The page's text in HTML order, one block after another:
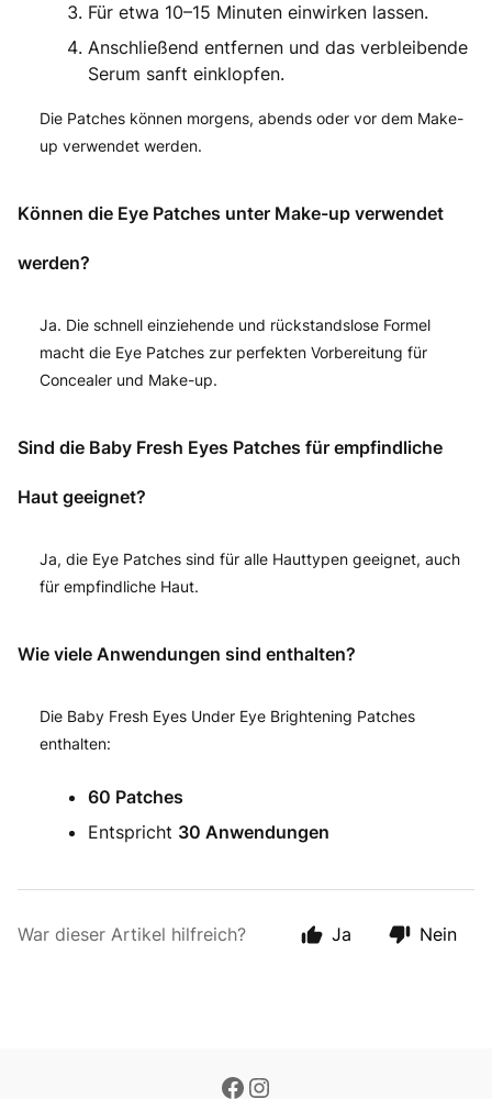
Für etwa 10–15 Minuten einwirken lassen.
Anschließend entfernen und das verbleibende
Serum sanft einklopfen.
Die Patches können morgens, abends oder vor dem Make-
up verwendet werden.
Können die Eye Patches unter Make-up verwendet
werden?
Ja. Die schnell einziehende und rückstandslose Formel
macht die Eye Patches zur perfekten Vorbereitung für
Concealer und Make-up.
Sind die Baby Fresh Eyes Patches für empfindliche
Haut geeignet?
Ja, die Eye Patches sind für alle Hauttypen geeignet, auch
für empfindliche Haut.
Wie viele Anwendungen sind enthalten?
Die Baby Fresh Eyes Under Eye Brightening Patches
enthalten:
60 Patches
Entspricht 30 Anwendungen
War dieser Artikel hilfreich? Ja Nein